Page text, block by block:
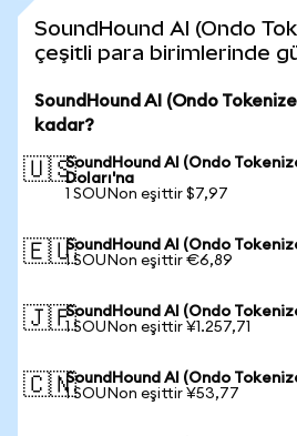
SoundHound AI (Ondo
çeşitli para birimlerinde
SoundHound AI (Ondo
kadar?
🇺🇸SoundHound AI (Ondo
Doları'na
1 SOUNon eşittir $7,97
🇪🇺SoundHound AI (Ondo
1 SOUNon eşittir €6,89
🇯🇵SoundHound AI (Ondo
1 SOUNon eşittir ¥1.257,71
🇨🇳SoundHound AI (Ondo
1 SOUNon eşittir ¥53,77